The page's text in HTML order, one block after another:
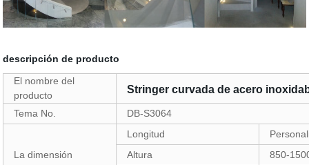
descripción de producto
El nombre del
producto
Stringer curvada de acero
Tema No. DB-S3064
La dimensión
Longitud
Altura
850-